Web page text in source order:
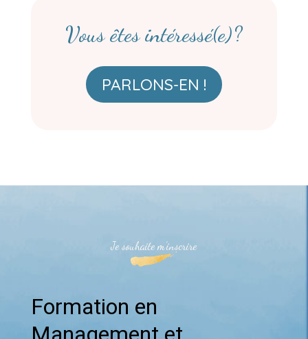
Vous êtes intéressé(e)?
PARLONS-EN !
Je souhaite m’inscrire